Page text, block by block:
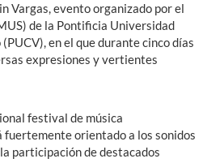
Vargas, evento organizado por el
de la Pontificia Universidad
en el que durante cinco días
expresiones y vertientes
festival de música
orientado a los sonidos
participación de destacados